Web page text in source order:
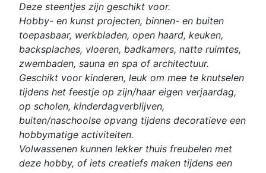
Deze steentjes zijn geschikt voor.
Hobby- en kunst projecten, binnen- en buiten
toepasbaar, werkbladen, open haard, keuken,
backsplaches, vloeren, badkamers, natte ruimtes,
zwembaden, sauna en spa of architectuur.
Geschikt voor kinderen, leuk om mee te knutselen
tijdens het feestje op zijn/haar eigen verjaardag,
op scholen, kinderdagverblijven,
buiten/naschoolse opvang tijdens decoratieve een
hobbymatige activiteiten.
Volwassenen kunnen lekker thuis freubelen met
deze hobby, of iets creatiefs maken tijdens een